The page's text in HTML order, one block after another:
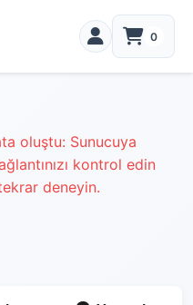
0
oluştu: Sunucuya
kontrol edin
deneyin.